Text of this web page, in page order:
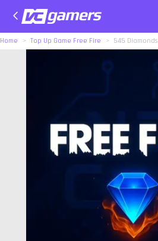
Home Top Up Game Free Fire 545 Diamonds